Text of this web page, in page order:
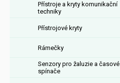
Přístroje a kryty komunikační
techniky
Přístrojové kryty
Rámečky
Senzory pro žaluzie a časové
spínače